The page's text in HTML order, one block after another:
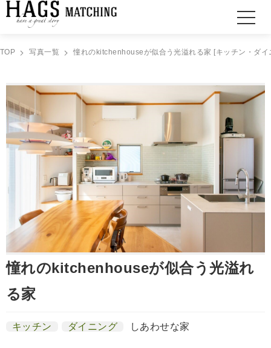
TOP 写真一覧 憧れのkitchenhouseが似合う光溢れる家 [キッチン・ダイ
憧れのkitchenhouseが似合う光溢れ
る家
キッチン ダイニング しあわせな家